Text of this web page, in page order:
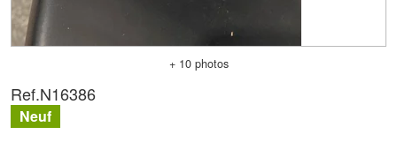
+ 10 photos
Ref.N16386
Neuf